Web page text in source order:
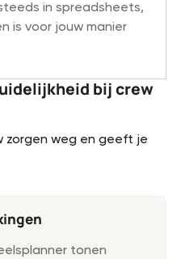
in spreadsheets,
is voor jouw manier
bij crew
zorgen weg en geeft je
tonen